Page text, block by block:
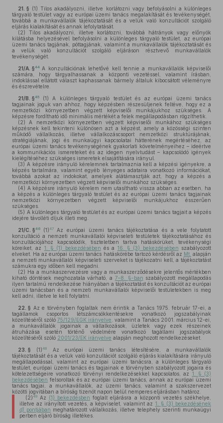
21. § (1) Tilos akadályozni, illetve korlátozni vagy befolyásolni a különleges
tárgyaló testület vagy az európai üzemi tanács megalakítását és tevékenységét,
továbbá a munkavállalók tájékoztatását és a velük való konzultációt szolgáló
eljárás kialakítását és annak lefolytatását.
(2) Tilos akadályozni, illetve korlátozni, továbbá hátrányok vagy előnyök
kilátásba helyezésével befolyásolni a különleges tárgyaló testület, az európai
üzemi tanács tagjának, póttagjának, valamint a munkavállalók tájékoztatását és
a velük való konzultációt szolgáló eljáráson résztvevő munkavállalók
tevékenységét.
21/A. §44 A konzultációnak lehetővé kell tennie a munkavállalók képviselői
számára, hogy tárgyalhassanak a központi vezetéssel, valamint írásban,
indoklással ellátott választ kaphassanak bármely általuk kibocsátott véleményre
és észrevételre.
21/B. §45 (1) A különleges tárgyaló testület és az európai üzemi tanács
tagjainak joguk van ahhoz, hogy képzésben részesüljenek feltéve, hogy ez a
nemzetközi környezetben végzett képviselői munkájukhoz szükséges. A
képzésre fordítható idő minimális mértékét a felek megállapodásban rögzíthetik.
(2) A nemzetközi környezetben végzett képviselői munkához szükséges
képzésnek kell tekinteni különösen azt a képzést, amely a közösségi szinten
működő vállalkozás, illetve vállalkozáscsoport nemzetközi struktúrájának,
stratégiájának, jogi és munkaügyi kapcsolatai hátterének megértéséhez, az
európai üzemi tanács tevékenységének gyakorlati követelményeihez – ideértve
a kommunikációs ismereteket és az idegen nyelvtudást – kapcsolódó igények
kielégítéséhez szükséges ismeretek elsajátítására irányul.
(3) A képzésre irányuló kérelemnek tartalmaznia kell a képzési igényekre, a
képzés tartalmára, valamint egyéb lényeges adataira vonatkozó információkat,
továbbá azokat az indokokat, amelyek alátámasztják azt, hogy a képzés a
nemzetközi környezetben végzett képviselői munkához szükséges.
(4) A képzésre irányuló kérelem nem utasítható vissza abban az esetben, ha
a képzés a különleges tárgyaló testület és az európai üzemi tanács tagjainak
nemzetközi környezetben végzett képviselői munkájukhoz ésszerűen
szükséges.
(5) A különleges tárgyaló testület és az európai üzemi tanács tagjait a képzés
idejére távolléti díjuk illeti meg.
21/C. §46 (1)47Az európai üzemi tanács tájékoztatása és a vele folytatott
konzultáció a nemzeti munkavállalói képviseleti testületek tájékoztatásához és
konzultációjához kapcsolódik, tiszteletben tartva hatáskörüket, tevékenységi
köreiket, az 1. § (1) bekezdésében és a 16. § (3) bekezdésében szabályozott
elveket. Ha az európai üzemi tanács hatáskörébe tartozó kérdésről az Mt. alapján
a nemzeti munkavállalói képviseleti szerveket is tájékozatni kell, a tájékoztatást
számukra egy időben kell megadni.
(2) Ha a munkaszervezésre vagy a munkaszerződésekre jelentős mértékben
kiható döntések meghozatala várható, a 7–8. §-ban szabályozott megállapodás
ilyen tartalmú rendelkezése hiányában a tájékoztatást és konzultációt az európai
üzemi tanácsban és a nemzeti munkavállalói képviselői testületekben is meg
kell adni, illetve le kell folytatni.
22. § Az e törvényben foglaltak nem érintik a Tanács 1975. február 17-ei, a
tagállamok csoportos létszámcsökkentésekre vonatkozó jogszabályinak
közelítéséről szóló 75/129/EGK irányelve, valamint a Tanács 2001. március 12-ei,
a munkavállalók jogainak a vállalkozások, üzletek vagy ezek részeinek
átruházása esetén történő védelmére vonatkozó tagállami jogszabályok
közelítéséről szóló 2001/23/EK irányelve alapján meghozott rendelkezéseket.
23. § (1)48
Az európai üzemi tanács létesítésére, a munkavállalók
tájékoztatását és a velük való konzultációt szolgáló eljárás kialakítására irányuló
megállapodással, valamint az európai üzemi tanácsra, a különleges tárgyaló
testület, európai üzemi tanács és tagjainak e törvényben szabályozott jogaira és
kötelezettségeire vonatkozó törvényi rendelkezésekkel kapcsolatos, az 1. § (3)
bekezdésében felsoroltak és az európai üzemi tanács, annak az európai üzemi
tanács tagjai, a munkavállalók, az üzemi tanács, valamint a szakszervezet
közötti jogvitában a bíróság tizenöt napon belül nemperes eljárásban határoz.
(2)49Az (1) bekezdésben foglalt eljárásra a központi vezetés székhelye,
illetve az irányított vezetés, a képviselet, valamint az 1. § (3) bekezdésének
d) pontjában meghatározott vállalkozás, illetve telephely szerinti munkaügyi
perben eljáró bíróság illetékes.